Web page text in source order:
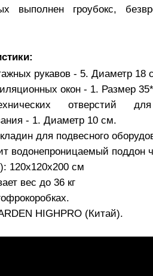
выполнен гроубокс,
рукавов - 5. Диаметр 18
окон - 1. Размер
отверстий
- 1. Диаметр 10 см.
для подвесного
водонепроницаемый поддон
120х120х200 см
вес до 36 кг
HIGHPRO (Китай).